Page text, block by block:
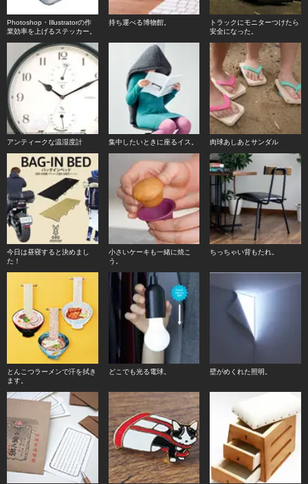
Photoshop・Illustratorの作
業効率を上げるステッカー。
持ち運べる博物館。
トラックにモニターつけたら
安全になった。
アンティークな温湿度計 集中したいときに座るイス。 肉球あしあとサンダル
今日は昼寝すると決めまし
た！
小さいケーキも一緒に焼こ
う。
ちっちゃい背もたれ。
とんこつラーメンで汗を拭き
ます。
どこでも光る電球。 壁がめくれた照明。